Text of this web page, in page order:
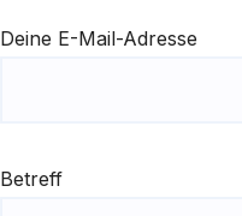
Deine E-Mail-Adresse
Betreff